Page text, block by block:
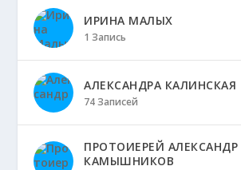
ИРИНА МАЛЫХ
1 Запись
АЛЕКСАНДРА КАЛИНСКАЯ
74 Записей
ПРОТОИЕРЕЙ АЛЕКСАНДР
КАМЫШНИКОВ